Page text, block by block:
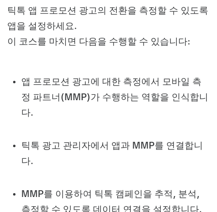
틱톡 앱 프로모션 광고의 전환을 측정할 수 있도록
앱을 설정하세요.
이 코스를 마치면 다음을 수행할 수 있습니다:
앱 프로모션 광고에 대한 측정에서 모바일 측
정 파트너(MMP)가 수행하는 역할을 인식합니
다.
틱톡 광고 관리자에서 앱과 MMP를 연결합니
다.
MMP를 이용하여 틱톡 캠페인을 추적, 분석,
측정할 수 있도록 데이터 연결을 설정합니다.